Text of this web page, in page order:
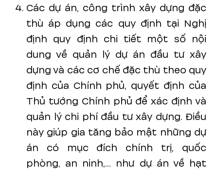
Các dự án, công trình xây dựng đặc
thù áp dụng các quy định tại Nghị
định quy định chi tiết một số nội
dung về quản lý dự án đầu tư xây
dựng và các cơ chế đặc thù theo quy
định của Chính phủ, quyết định của
Thủ tướng Chính phủ để xác định và
quản lý chi phí đầu tư xây dựng. Điều
này giúp gia tăng bảo mật những dự
án có mục đích chính trị, quốc
phòng, an ninh,... như dự án về hạt